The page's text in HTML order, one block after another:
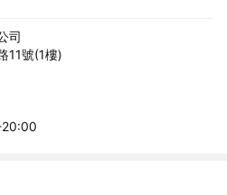
司
11號(1樓)
20:00